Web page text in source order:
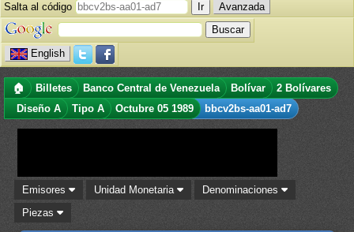
Salta al código
Avanzada
English
🏠 Billetes Banco Central de Venezuela Bolívar
2 Bolívares
Diseño A
Tipo A Octubre 05 1989 bbcv2bs-aa01-ad7
Emisores Unidad Monetaria
Denominaciones
Piezas